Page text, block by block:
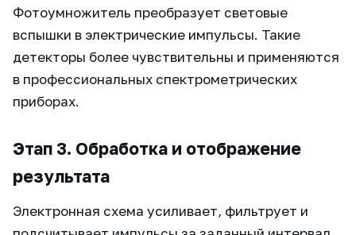
Фотоумножитель преобразует световые
вспышки в электрические импульсы. Такие
детекторы более чувствительны и применяются
в профессиональных спектрометрических
приборах.
Этап 3. Обработка и отображение
результата
Электронная схема усиливает, фильтрует и